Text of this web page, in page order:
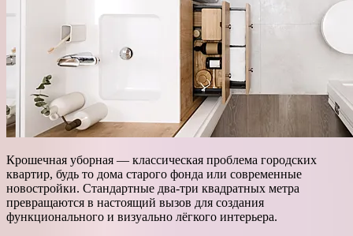
Крошечная уборная — классическая проблема городских
квартир, будь то дома старого фонда или современные
новостройки. Стандартные два-три квадратных метра
превращаются в настоящий вызов для создания
функционального и визуально лёгкого интерьера.